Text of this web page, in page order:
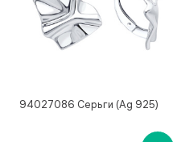
94027086 Серьги (Ag 925)